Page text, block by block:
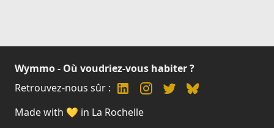
Wymmo - Où voudriez-vous habiter ?
Retrouvez-nous sûr :
Made with 💛 in La Rochelle